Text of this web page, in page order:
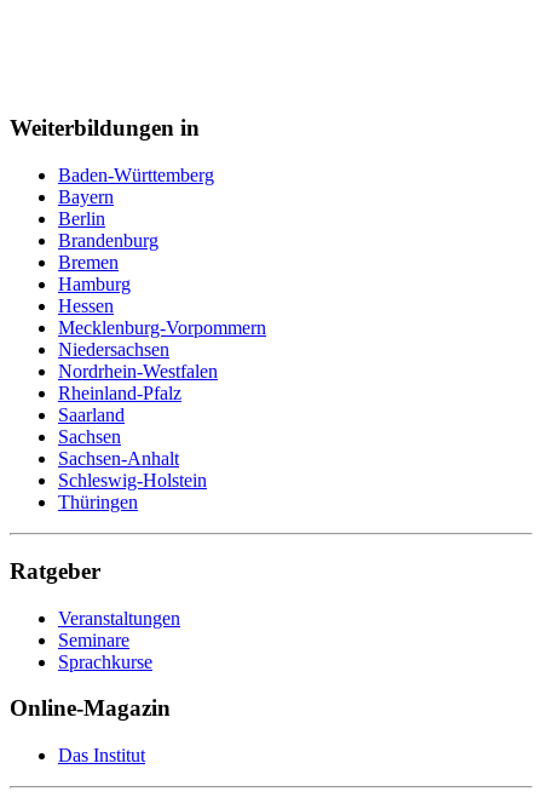
Weiterbildungen in
Baden-Württemberg
Bayern
Berlin
Brandenburg
Bremen
Hamburg
Hessen
Mecklenburg-Vorpommern
Niedersachsen
Nordrhein-Westfalen
Rheinland-Pfalz
Saarland
Sachsen
Sachsen-Anhalt
Schleswig-Holstein
Thüringen
Ratgeber
Veranstaltungen
Seminare
Sprachkurse
Online-Magazin
Das Institut